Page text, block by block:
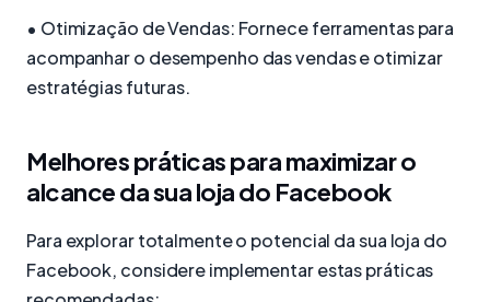
• Otimização de Vendas: Fornece ferramentas para
acompanhar o desempenho das vendas e otimizar
estratégias futuras.
Melhores práticas para maximizar o
alcance da sua loja do Facebook
Para explorar totalmente o potencial da sua loja do
Facebook, considere implementar estas práticas